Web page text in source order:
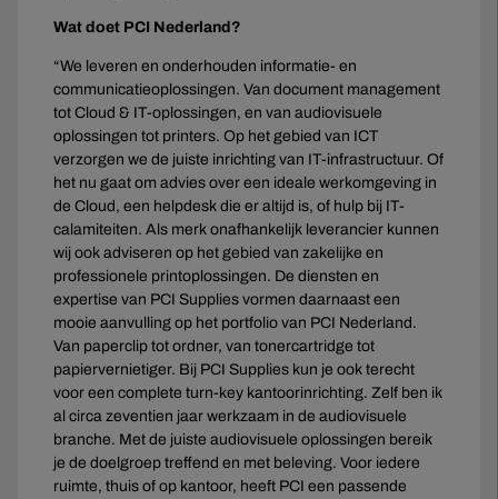
Wat doet PCI Nederland?
“We leveren en onderhouden informatie- en
communicatieoplossingen. Van document management
tot Cloud & IT-oplossingen, en van audiovisuele
oplossingen tot printers. Op het gebied van ICT
verzorgen we de juiste inrichting van IT-infrastructuur. Of
het nu gaat om advies over een ideale werkomgeving in
de Cloud, een helpdesk die er altijd is, of hulp bij IT-
calamiteiten. Als merk onafhankelijk leverancier kunnen
wij ook adviseren op het gebied van zakelijke en
professionele printoplossingen. De diensten en
expertise van PCI Supplies vormen daarnaast een
mooie aanvulling op het portfolio van PCI Nederland.
Van paperclip tot ordner, van tonercartridge tot
papiervernietiger. Bij PCI Supplies kun je ook terecht
voor een complete turn-key kantoorinrichting. Zelf ben ik
al circa zeventien jaar werkzaam in de audiovisuele
branche. Met de juiste audiovisuele oplossingen bereik
je de doelgroep treffend en met beleving. Voor iedere
ruimte, thuis of op kantoor, heeft PCI een passende